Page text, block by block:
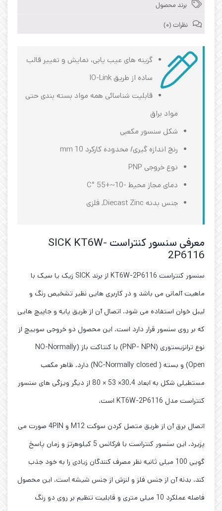
برند محصول
نظرات (0)
گزینه های عیب یابی، نمایش و تغییر قالب
ساده از طریق IO-Link
قابلیت شناسائی همه مواد بسته بندی حتی
مواد براق
شکل سنسور مکعبی
رنج اندازه گیری/ محدوده کارکرد 10 mm
نوع خروجی PNP
دمای مجاز محیط -10~+55 °C
جنس بدنه Diecast Zinc, فلزی
معرفی سنسور کنتراست SICK KT6W-
2P6116
سنسور کنتراست KT6W-2P6116 از برند SICK زیک یا سیک با
ماهیت آلمانی می باشد و در کاربری هایی نظیر تشخیص رنگ و
لیبل خوان استفاده می شود. اتصال آن از طریق پایه و جاپیچ هایی
که بر روی سنسور قرار دارد است. این محصول دو خروجی سوییچ از
نوع ترانزیستوری (PNP- NPN) با کنتاکت باز (NO-Normally
Open) و بسته ( NC-Normally closed) دارد. ظاهر مکعب
مستطیلی شکل به ابعاد 30.4× 53 × 80 از دیگر ویزگی های سنسور
کنتراست مدل KT6W-2P6116 است.
اتصال برق آن از طریق متصل کردن سوکت M12 و 4PIN صورت می
پزیرد. این سنسور کنتراست با فرکانس 5 کیلوهرتز و زمان پاسخ
گویی 100 میلی ثانیه نظر مصرف کنندگان زیادی را به خود جذب
کند. بدنه آن از جنس فلز و لنزش از جنس شیشه است. این محصول
فاصله عملکرد 10 میلی متری و قابلیت تنظیم بر روی دو رنگ